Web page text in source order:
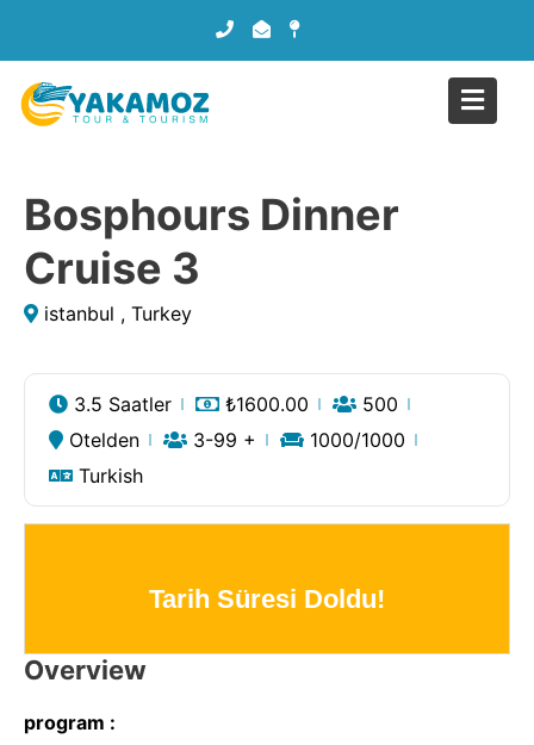
Bosphours Dinner
Cruise 3
istanbul , Turkey
3.5 Saatler ₺1600.00
500
Otelden
3-99 + 1000/1000
Turkish
Tarih Süresi Doldu!
Overview
program :